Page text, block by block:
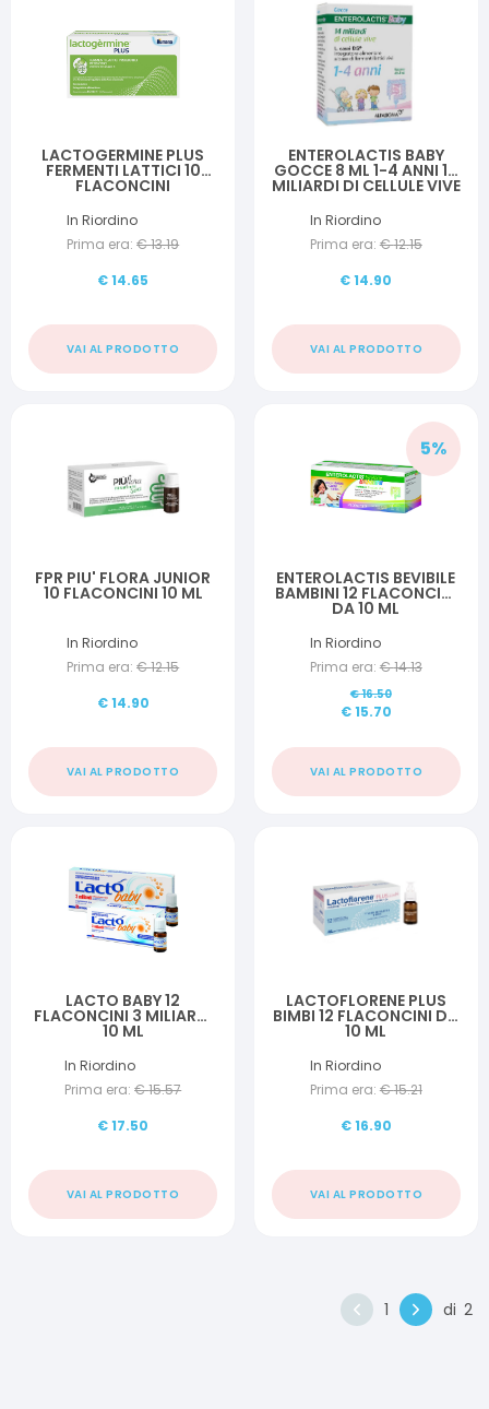
LACTOGERMINE PLUS
FERMENTI LATTICI 10
FLACONCINI
In Riordino
Prima era: €13.19
€14.65
VAI AL PRODOTTO
ENTEROLACTIS BABY
GOCCE 8 ML 1-4 ANNI 14
MILIARDI DI CELLULE VIVE
In Riordino
Prima era: €12.15
€14.90
VAI AL PRODOTTO
FPR PIU' FLORA JUNIOR
10 FLACONCINI 10 ML
In Riordino
Prima era: €12.15
€14.90
VAI AL PRODOTTO
5%
ENTEROLACTIS BEVIBILE
BAMBINI 12 FLACONCINI
DA 10 ML
In Riordino
Prima era: €14.13
€16.50
€15.70
VAI AL PRODOTTO
LACTO BABY 12
FLACONCINI 3 MILIARDI
10 ML
In Riordino
Prima era: €15.57
€17.50
VAI AL PRODOTTO
LACTOFLORENE PLUS
BIMBI 12 FLACONCINI DA
10 ML
In Riordino
Prima era: €15.21
€16.90
VAI AL PRODOTTO
1 di 2